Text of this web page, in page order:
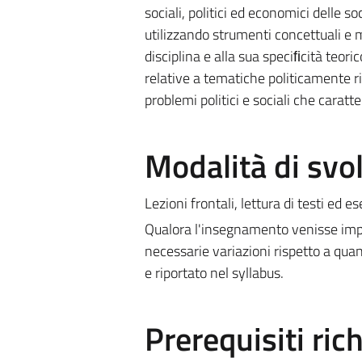
sociali, politici ed economici delle
utilizzando strumenti concettuali e
disciplina e alla sua speciﬁcità
relative a tematiche politicamente
problemi politici e sociali che
Modalità di
Lezioni frontali, lettura di testi ed
Qualora l'insegnamento venisse
necessarie variazioni rispetto a
e riportato nel syllabus.
Prerequisiti